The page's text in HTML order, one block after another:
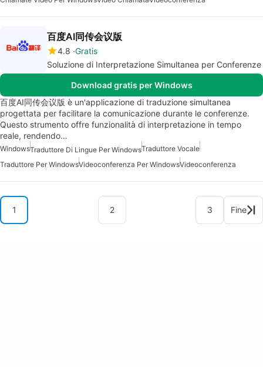
百度AI同传会议版
4.8 Gratis
Soluzione di Interpretazione Simultanea per Conferenze
Download gratis per Windows
百度AI同传会议版 è un'applicazione di traduzione simultanea
progettata per facilitare la comunicazione durante le conferenze.
Questo strumento offre funzionalità di interpretazione in tempo
reale, rendendo…
WindowsTraduttore Di Lingue Per WindowsTraduttore Vocale
Traduttore Per WindowsVideoconferenza Per WindowsVideoconferenza
1 2 3 Fine